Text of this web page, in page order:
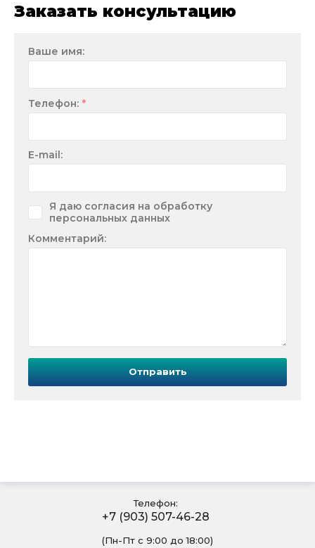
Заказать консультацию
Ваше имя:
Телефон: *
E-mail:
Я даю согласия на обработку
персональных данных
Комментарий:
Отправить
Телефон:
+7 (903) 507-46-28
(Пн-Пт с 9:00 до 18:00)